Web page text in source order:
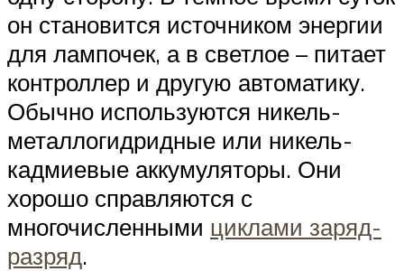
он становится источником энергии
для лампочек, а в светлое – питает
контроллер и другую автоматику.
Обычно используются никель-
металлогидридные или никель-
кадмиевые аккумуляторы. Они
хорошо справляются с
многочисленными циклами заряд-
разряд.